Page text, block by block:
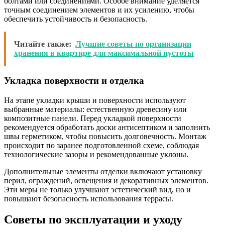
точным соединением элементов и их усилению, чтобы
обеспечить устойчивость и безопасность.
Читайте также: Лучшие советы по организации
хранения в квартире для максимальной пустоты
Укладка поверхности и отделка
На этапе укладки крыши и поверхности используют
выбранные материалы: естественную древесину или
композитные панели. Перед укладкой поверхности
рекомендуется обработать доски антисептиком и заполнить
швы герметиком, чтобы повысить долговечность. Монтаж
происходит по заранее подготовленной схеме, соблюдая
технологические зазоры и рекомендованные уклоны.
Дополнительные элементы отделки включают установку
перил, ограждений, освещения и декоративных элементов.
Эти меры не только улучшают эстетический вид, но и
повышают безопасность использования террасы.
Советы по эксплуатации и уходу